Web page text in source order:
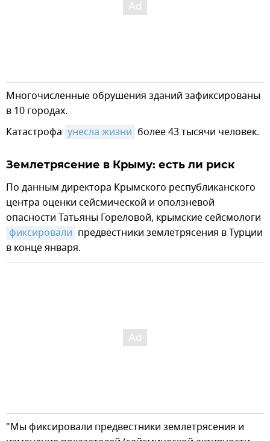
Многочисленные обрушения зданий зафиксированы
в 10 городах.
Катастрофа унесла жизни более 43 тысячи человек.
Землетрясение в Крыму: есть ли риск
По данным директора Крымского республиканского
центра оценки сейсмической и оползневой
опасности Татьяны Гореловой, крымские сейсмологи
фиксировали предвестники землетрясения в Турции
в конце января.
"Мы фиксировали предвестники землетрясения и